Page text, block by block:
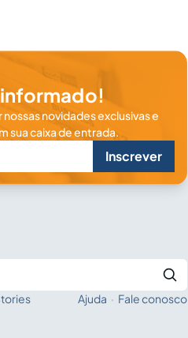
novidades exclusivas e
sua caixa de entrada.
Inscrever
Ajuda · Fale conosco